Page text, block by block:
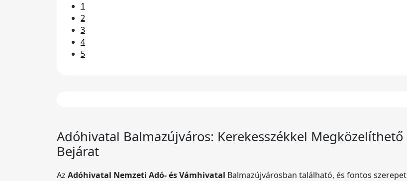
1
2
3
4
5
Adóhivatal Balmazújváros: Kerekesszékkel Megközelíthető
Bejárat
Az Adóhivatal Nemzeti Adó- és Vámhivatal Balmazújvárosban található, és fontos szerepet